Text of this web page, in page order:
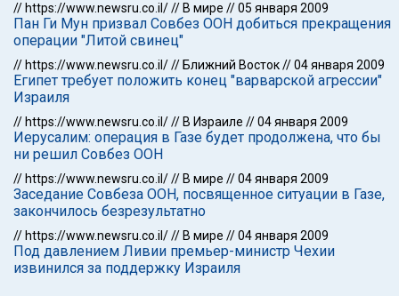
// https://www.newsru.co.il/// В мире //05 января 2009
Пан Ги Мун призвал Совбез ООН добиться прекращения
операции "Литой свинец"
// https://www.newsru.co.il/// Ближний Восток//04 января 2009
Египет требует положить конец "варварской агрессии"
Израиля
// https://www.newsru.co.il/// В Израиле //04 января 2009
Иерусалим: операция в Газе будет продолжена, что бы
ни решил Совбез ООН
// https://www.newsru.co.il/// В мире //04 января 2009
Заседание Совбеза ООН, посвященное ситуации в Газе,
закончилось безрезультатно
// https://www.newsru.co.il/// В мире //04 января 2009
Под давлением Ливии премьер-министр Чехии
извинился за поддержку Израиля